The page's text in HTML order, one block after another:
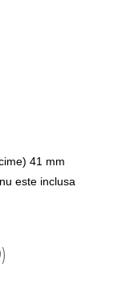
41 mm
este inclusa